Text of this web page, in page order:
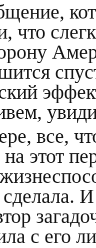
что
все,
этот
с его